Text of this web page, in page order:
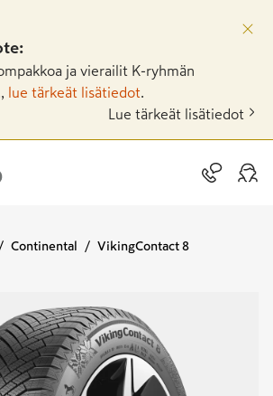
ja vierailit K-ryhmän
lue tärkeät lisätiedot
Lue tärkeät lisätiedot
Continental
VikingContact 8